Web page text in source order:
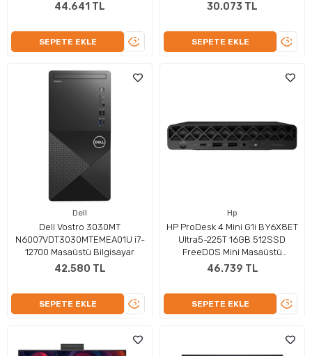
44.641 TL
SEPETE EKLE
ÜRÜNÜ
30.073 TL
SEPETE EKLE
Dell
Dell Vostro 3030MT
N6007VDT3030MTEMEA01U i7-
12700 Masaüstü Bilgisayar
42.580 TL
SEPETE EKLE
ÜRÜNÜ
Hp
HP ProDesk 4 Mini G1i BY6X8ET
Ultra5-225T 16GB 512SSD
FreeDOS Mini Masaüstü
Bilgisayar
46.739 TL
SEPETE EKLE